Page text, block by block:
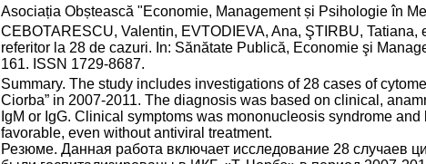
Asociația Obștească "Economie, Management și Psihologie în
CEBOTARESCU, Valentin, EVTODIEVA, Ana, ŞTIRBU,
referitor la 28 de cazuri. In: Sănătate Publică, Economie şi
161. ISSN 1729-8687.
Summary. The study includes investigations of 28 cases of
Ciorba” in 2007-2011. The diagnosis was based on clinical,
IgM or IgG. Clinical symptoms was mononucleosis syndrome
favorable, even without antiviral treatment.
Резюме. Данная работа включает исследование 28 случаев